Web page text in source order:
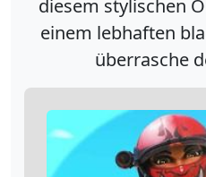
diesem stylischen
einem lebhaften
überrasche